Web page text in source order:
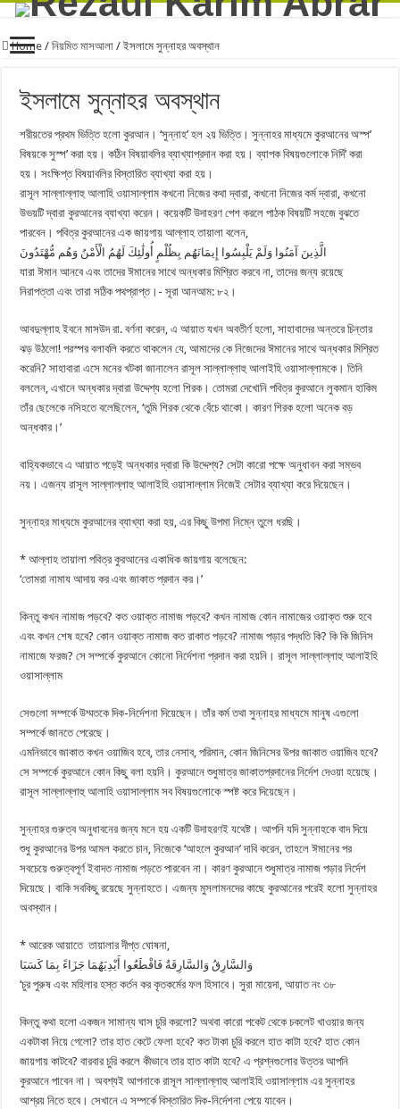
Home / নিয়মিত মাসআলা / ইসলামে সুন্নাহর অবস্থান
ইসলামে সুন্নাহর অবস্থান
শরীয়তের প্রথম ভিত্তি হলো কুরআন। ‘সুন্নাহ’ হল ২য় ভিত্তি। সুন্নাহর মাধ্যমে কুরআনের অস্প’
বিষয়কে সুস্প’ করা হয়। কঠিন বিষয়াবলির ব্যাখ্যাপ্রদান করা হয়। ব্যাপক বিষয়গুলোকে নির্দি’ করা
হয়। সংক্ষিপ্ত বিষয়াবলির বিস্তারিত ব্যাখ্যা করা হয়।
রাসূল সাল্লাল্লাহু আলাহি ওয়াসাল্লাম কখনো নিজের কথা দ্বারা, কখনো নিজের কর্ম দ্বারা, কখনো
উভয়টি দ্বারা কুরআনের ব্যাখ্যা করেন। কয়েকটি উদাহরণ পেশ করলে পাঠক বিষয়টি সহজে বুঝতে
পারবেন। পবিত্র কুরআনের এক জায়গায় আল্লাহ তায়ালা বলেন,
الَّذِينَ آمَنُوا وَلَمْ يَلْبِسُوا إِيمَانَهُم بِظُلْمٍ أُولَٰئِكَ لَهُمُ الْأَمْنُ وَهُم مُّهْتَدُونَ
যারা ঈমান আনবে এবং তাদের ঈমানের সাথে অন্ধকার মিশ্রিত করবে না, তাদের জন্য রয়েছে
নিরাপত্তা এবং তারা সঠিক পথপ্রাপ্ত।- সূরা আনআম: ৮২।
আবদুল্লাহ ইবনে মাসউদ রা. বর্ণনা করেন, এ আয়াত যখন অবতীর্ণ হলো, সাহাবাদের অন্তরে চিন্তার
ঝড় উঠলো! পরস্পর বলাবলি করতে থাকলেন যে, আমাদের কে নিজেদের ঈমানের সাথে অন্ধকার মিশ্রিত
করেনি? সাহাবারা এসে মনের খটকা জানালেন রাসূল সাল্লাল্লাহু আলাইহি ওয়াসাল্লামকে। তিনি
বললেন, এখানে অন্ধকার দ্বারা উদ্দেশ্য হলো শিরক। তোমরা দেখোনি পবিত্র কুরআনে লুকমান হাকিম
তাঁর ছেলেকে নসিহতে বলেছিলেন, ‘তুমি শিরক থেকে বেঁচে থাকো। কারণ শিরক হলো অনেক বড়
অন্ধকার।’
বাহ্যিকভাবে এ আয়াত পড়েই অন্ধকার দ্বারা কি উদ্দেশ্য? সেটা কারো পক্ষে অনুধাবন করা সম্ভব
নয়। এজন্য রাসূল সাল্লাল্লাহু আলাইহি ওয়াসাল্লাম নিজেই সেটার ব্যাখ্যা করে দিয়েছেন।
সুন্নাহর মাধ্যমে কুরআনের ব্যাখ্যা করা হয়, এর কিছু উপমা নিম্নে তুলে ধরছি।
* আল্লাহ তায়ালা পবিত্র কুরআনের একাধিক জায়গায় বলেছেন:
‘তোমরা নামায আদায় কর এবং জাকাত প্রদান কর।’
কিন্তু কখন নামাজ পড়বে? কত ওয়াক্ত নামাজ পড়বে? কখন নামাজ কোন নামাজের ওয়াক্ত শুরু হবে
এবং কখন শেষ হবে? কোন ওয়াক্ত নামাজ কত রাকাত পড়বে? নামাজ পড়ার পদ্ধতি কি? কি কি জিনিস
নামাজে ফরজ? সে সম্পর্কে কুরআনে কোনো নির্দেশনা প্রদান করা হয়নি। রাসূল সাল্লাল্লাহু আলাইহি
ওয়াসাল্লাম
সেগুলো সম্পর্কে উম্মতকে দিক-নির্দেশনা দিয়েছেন। তাঁর কর্ম তথা সুন্নাহর মাধ্যমে মানুষ এগুলো
সম্পর্কে জানতে পেরেছে।
এমনিভাবে জাকাত কখন ওয়াজিব হবে, তার নেসাব, পরিমান, কোন জিনিসের উপর জাকাত ওয়াজিব হবে?
সে সম্পর্কে কুরআনে কোন কিছু বলা হয়নি। কুরআনে শুধুমাত্র জাকাতপ্রদানের নির্দেশ দেওয়া হয়েছে।
রাসূল সাল্লাল্লাহু আলাহি ওয়াসাল্লাম সব বিষয়গুলোকে স্পষ্ট করে দিয়েছেন।
সুন্নাহর গুরুত্ব অনুধাবনের জন্য মনে হয় একটি উদাহরণই যথেষ্ট। আপনি যদি সুন্নাহকে বাদ দিয়ে
শুধু কুরআনের উপর আমল করতে চান, নিজেকে ‘আহলে কুরআন’ দাবি করেন, তাহলে ঈমানের পর
সবচেয়ে গুরুত্বপূর্ণ ইবাদত নামাজ পড়তে পারবেন না। কারণ কুরআনে শুধুমাত্র নামাজ পড়ার নির্দেশ
দিয়েছে। বাকি সবকিছু রয়েছে সুন্নাহতে। এজন্য মুসলামনদের কাছে কুরআনের পরেই হলো সুন্নাহর
অবস্থান।
* আরেক আয়াতে তায়ালার দীপ্ত ঘোষনা,
وَالسَّارِقُ وَالسَّارِقَةُ فَاقْطَعُوا أَيْدِيَهُمَا جَزَاءً بِمَا كَسَبَا
‘চুর পুরুষ এবং মহিলার হস্ত কর্তন কর কৃতকর্মের ফল হিসাবে। সুরা মায়েদা, আয়াত নং ৩৮
কিন্তু কথা হলো একজন সামান্য ঘাস চুরি করলো? অথবা কারো পকেট থেকে চকলেট খাওয়ার জন্য
একটাকা নিয়ে গেলো? তার হাত কেটে ফেলা হবে? কত টাকা চুরি করলে হাত কাটা হবে? হাত কোন
জায়গায় কাটবে? বারবার চুরি করলে কীভাবে তার হাত কাটা হবে? এ প্রশ্নগুলোর উত্তর আপনি
কুরআনে পাবেন না। অবশ্যই আপনাকে রাসূল সাল্লাল্লাহু আলাইহি ওয়াসাল্লাম এর সুন্নাহর
আশ্রয় নিতে হবে। সেখানে এ সম্পর্কে বিস্তারিত দিক-নির্দেশনা পেয়ে যাবেন।